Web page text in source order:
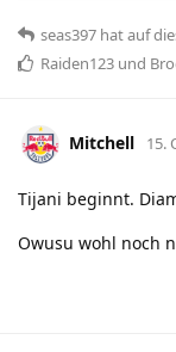
seas397 hatauf
Raiden123 und
Mitchell 15.
Tijani beginnt.
Owusu wohl noch